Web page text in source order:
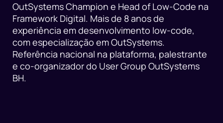
OutSystems Champion e Head of Low-Code na
Framework Digital. Mais de 8 anos de
experiência em desenvolvimento low-code,
com especialização em OutSystems.
Referência nacional na plataforma, palestrante
e co-organizador do User Group OutSystems
BH.